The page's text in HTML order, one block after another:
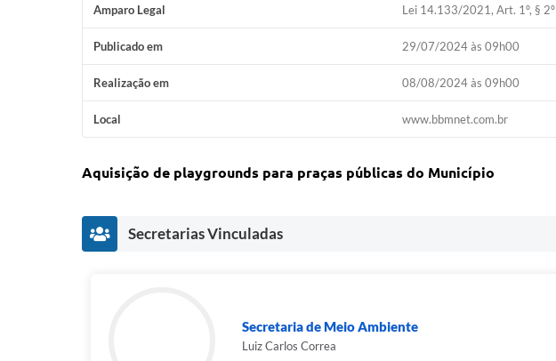
Amparo Legal Lei 14.133/2021, Art. 1º, § 2º
Publicado em 29/07/2024 às 09h00
Realização em 08/08/2024 às 09h00
Local www.bbmnet.com.br
Aquisição de playgrounds para praças públicas do Município
Secretarias Vinculadas
Secretaria de Meio Ambiente
Luiz Carlos Correa